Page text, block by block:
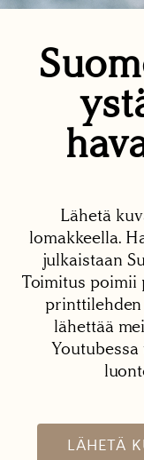
Lähetä
lomakkeella.
julkaistaan
Toimitus poimii
lähettää
LÄHETÄ